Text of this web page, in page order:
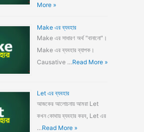
More »
Make এর ব্যবহার
Make এর সাধারণ অর্থ "বানানো"।
Make এর ব্যবহার ব্যাপক।
Causative …Read More »
Let এর ব্যবহার
আজকের আলোচনায় আমরা Let
কখন কোথায় ব্যবহার করব, Let এর
…Read More »